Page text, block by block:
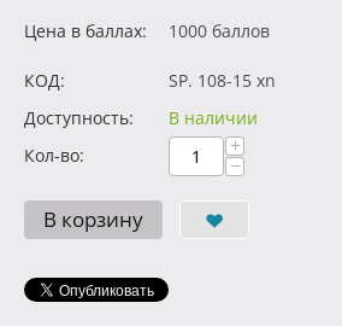
Цена в баллах: 1000 баллов
КОД:
SP. 108-15 xn
Доступность:
В наличии
Кол-во:
+
−
В корзину